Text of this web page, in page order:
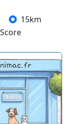
15km
Score